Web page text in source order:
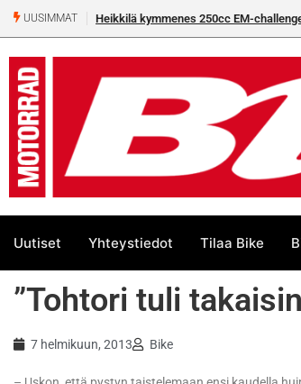
UUSIMMAT Heikkilä kymmenes 250cc EM-
Uutiset Yhteystiedot Tilaa Bike
”Tohtori tuli
7 helmikuun, 2013 Bike